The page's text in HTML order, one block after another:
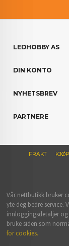
LEDHOBBY AS
DIN KONTO
NYHETSBREV
PARTNERE
FRAKT
Vår nettbutikk bruker
yte deg bedre service.
innloggingsdetaljer
bruke siden som
for cookies.